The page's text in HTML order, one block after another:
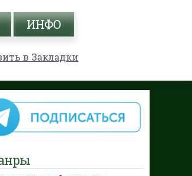
ИНФО
в Закладки